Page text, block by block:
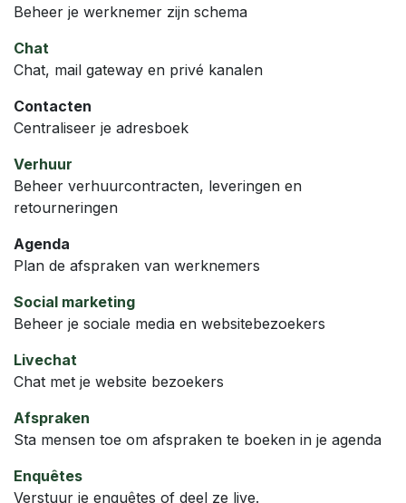
Beheer je werknemer zijn schema
Chat
Chat, mail gateway en privé kanalen
Contacten
Centraliseer je adresboek
Verhuur
Beheer verhuurcontracten, leveringen en
retourneringen
Agenda
Plan de afspraken van werknemers
Social marketing
Beheer je sociale media en websitebezoekers
Livechat
Chat met je website bezoekers
Afspraken
Sta mensen toe om afspraken te boeken in je agenda
Enquêtes
Verstuur je enquêtes of deel ze live.